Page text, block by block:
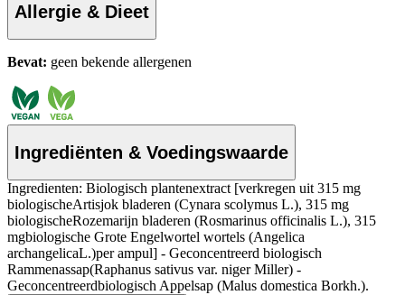
Allergie & Dieet
Bevat: geen bekende allergenen
Ingrediënten & Voedingswaarde
Ingredienten: Biologisch plantenextract [verkregen uit 315 mg
biologischeArtisjok bladeren (Cynara scolymus L.), 315 mg
biologischeRozemarijn bladeren (Rosmarinus officinalis L.), 315
mgbiologische Grote Engelwortel wortels (Angelica
archangelicaL.)per ampul] - Geconcentreerd biologisch
Rammenassap(Raphanus sativus var. niger Miller) -
Geconcentreerdbiologisch Appelsap (Malus domestica Borkh.).